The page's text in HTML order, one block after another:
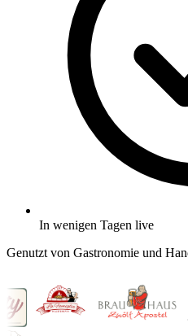
In wenigen Tagen live
Genutzt von Gastronomie und